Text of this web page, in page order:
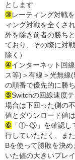
とします
③レーティング対戦
ィング対戦を全くさ
外を除き前者の勝ち
ており、その際に対
除く）
④インターネット回
ス等)＞有線＞光無線
の順番で優先的に勝
⑤Switchの回線速度
場合は下回った側の
値とダウンロード値
⑥ 「①~⑤」を確認し
行していただく、ま
Bを使って勝敗を決め
いた値の大きいプレ